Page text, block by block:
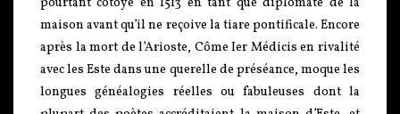
maison avant qu’il ne reçoive la tiare pontificale. Encore
après la mort de l’Arioste, Côme Ier Médicis en rivalité
avec les Este dans une querelle de préséance, moque les
longues généalogies réelles ou fabuleuses dont la